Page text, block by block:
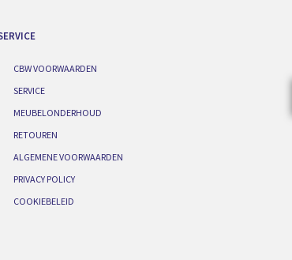
CBW VOORWAARDEN
SERVICE
MEUBELONDERHOUD
RETOUREN
ALGEMENE VOORWAARDEN
PRIVACY POLICY
COOKIEBELEID